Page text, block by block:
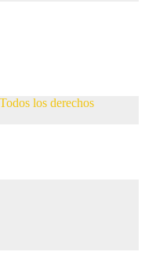
los derechos